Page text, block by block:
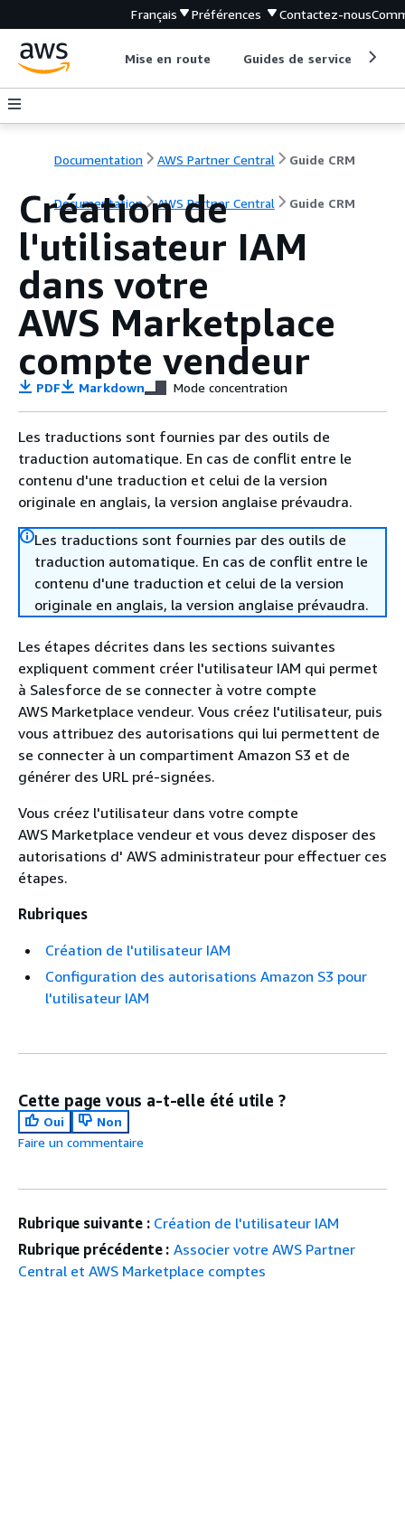
Français Préférences Contactez-nous
Mise en route Guides de service
Documentation AWS Partner Central Guide CRM
Documentation AWS Partner Central Guide CRM
Création de
l'utilisateur IAM
dans votre
AWS Marketplace
compte vendeur
PDF Markdown Mode concentration
Les traductions sont fournies par des outils de
traduction automatique. En cas de conflit entre le
contenu d'une traduction et celui de la version
originale en anglais, la version anglaise prévaudra.
Les traductions sont fournies par des outils de
traduction automatique. En cas de conflit entre le
contenu d'une traduction et celui de la version
originale en anglais, la version anglaise prévaudra.
Les étapes décrites dans les sections suivantes
expliquent comment créer l'utilisateur IAM qui permet
à Salesforce de se connecter à votre compte
AWS Marketplace vendeur. Vous créez l'utilisateur, puis
vous attribuez des autorisations qui lui permettent de
se connecter à un compartiment Amazon S3 et de
générer des URL pré-signées.
Vous créez l'utilisateur dans votre compte
AWS Marketplace vendeur et vous devez disposer des
autorisations d' AWS administrateur pour effectuer ces
étapes.
Rubriques
Création de l'utilisateur IAM
Configuration des autorisations Amazon S3 pour
l'utilisateur IAM
Cette page vous a-t-elle été utile ?
Oui
Non
Faire un commentaire
Rubrique suivante : Création de l'utilisateur IAM
Rubrique précédente : Associer votre AWS Partner
Central et AWS Marketplace comptes